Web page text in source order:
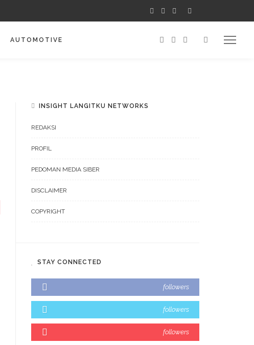
AUTOMOTIVE
INSIGHT LANGITKU NETWORKS
REDAKSI
PROFIL
PEDOMAN MEDIA SIBER
DISCLAIMER
COPYRIGHT
STAY CONNECTED
followers
followers
followers